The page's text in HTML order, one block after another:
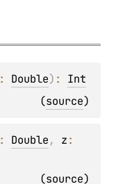
: Double) : Int
(source)
: Double, z
(source)